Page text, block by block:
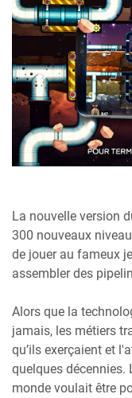
La nouvelle version
300 nouveaux
de jouer au fameux
assembler des
Alors que la
jamais, les métiers
qu’ils exerçaient et
quelques
monde voulait être